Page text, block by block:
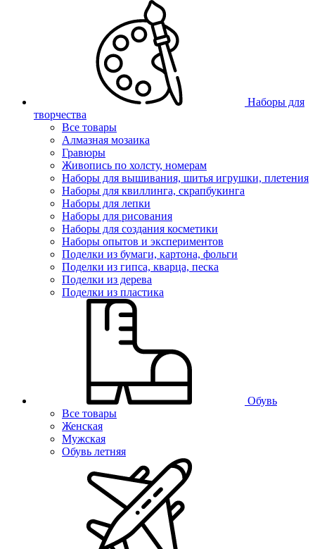
Наборы для
творчества
Все товары
Алмазная мозаика
Гравюры
Живопись по холсту, номерам
Наборы для вышивания, шитья игрушки, плетения
Наборы для квиллинга, скрапбукинга
Наборы для лепки
Наборы для рисования
Наборы для создания косметики
Наборы опытов и экспериментов
Поделки из бумаги, картона, фольги
Поделки из гипса, кварца, песка
Поделки из дерева
Поделки из пластика
Обувь
Все товары
Женская
Мужская
Обувь летняя